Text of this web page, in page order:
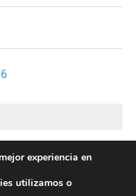
para publicar un
experiencia en
utilizamos o